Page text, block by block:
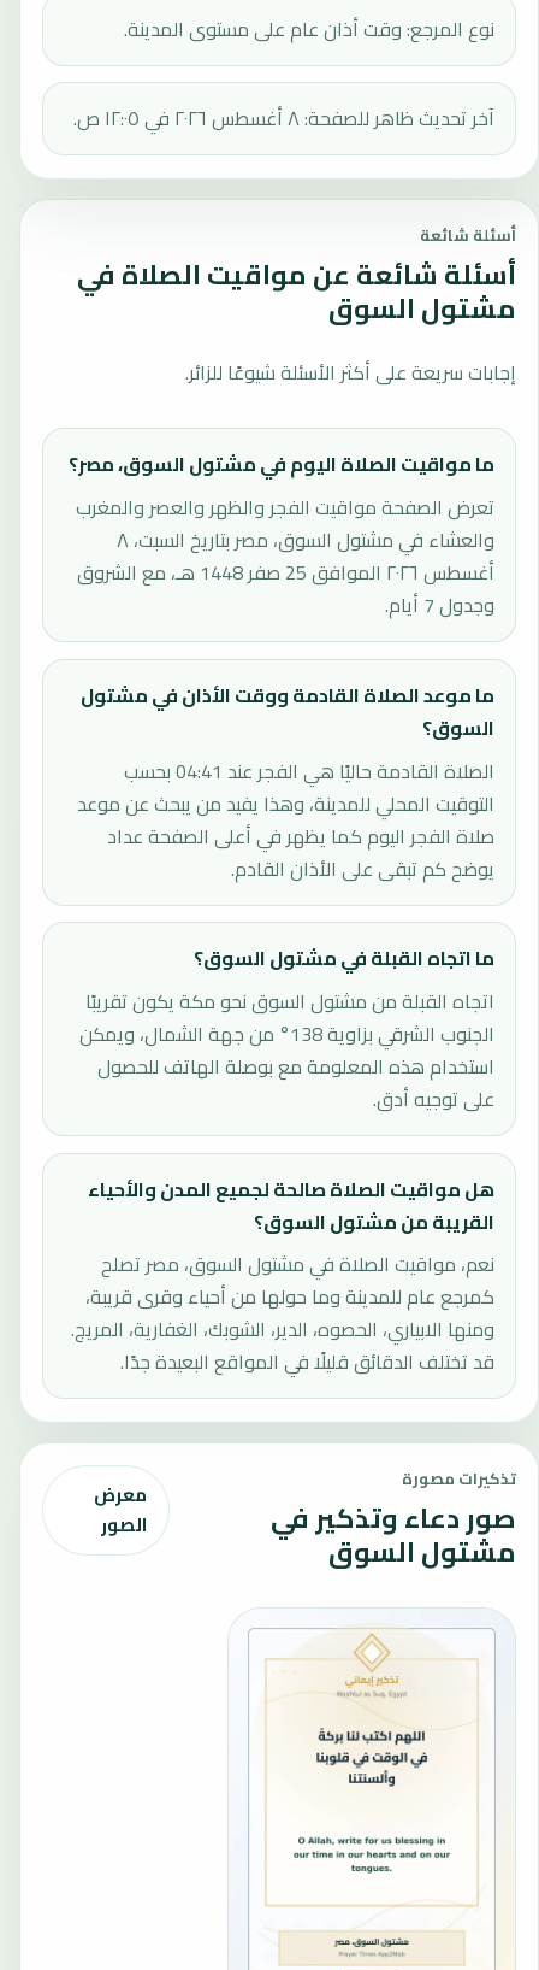
نوع المرجع: وقت أذان عام على مستوى المدينة.
آخر تحديث ظاهر للصفحة: ٨ أغسطس ٢٠٢٦ في ١٢:٠٥ ص.
أسئلة شائعة
أسئلة شائعة عن مواقيت الصلاة في
مشتول السوق
إجابات سريعة على أكثر الأسئلة شيوعًا للزائر.
ما مواقيت الصلاة اليوم في مشتول السوق، مصر؟
تعرض الصفحة مواقيت الفجر والظهر والعصر والمغرب
والعشاء في مشتول السوق، مصر بتاريخ السبت، ٨
أغسطس ٢٠٢٦ الموافق 25 صفر 1448 هـ، مع الشروق
وجدول 7 أيام.
ما موعد الصلاة القادمة ووقت الأذان في مشتول
السوق؟
الصلاة القادمة حاليًا هي الفجر عند 04:41 بحسب
التوقيت المحلي للمدينة، وهذا يفيد من يبحث عن موعد
صلاة الفجر اليوم كما يظهر في أعلى الصفحة عداد
يوضح كم تبقى على الأذان القادم.
ما اتجاه القبلة في مشتول السوق؟
اتجاه القبلة من مشتول السوق نحو مكة يكون تقريبًا
الجنوب الشرقي بزاوية 138° من جهة الشمال، ويمكن
استخدام هذه المعلومة مع بوصلة الهاتف للحصول
على توجيه أدق.
هل مواقيت الصلاة صالحة لجميع المدن والأحياء
القريبة من مشتول السوق؟
نعم، مواقيت الصلاة في مشتول السوق، مصر تصلح
كمرجع عام للمدينة وما حولها من أحياء وقرى قريبة،
ومنها الابياري، الحصوه، الدير، الشوبك، الغفارية، المريج.
قد تختلف الدقائق قليلًا في المواقع البعيدة جدًا.
تذكيرات مصورة
صور دعاء وتذكير في
مشتول السوق
معرض
الصور